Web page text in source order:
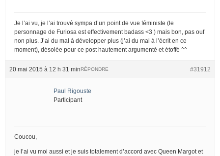
Je l’ai vu, je l’ai trouvé sympa d’un point de vue féministe (le
personnage de Furiosa est effectivement badass <3 ) mais bon, pas ouf
non plus. J’ai du mal à développer plus (j’ai du mal à l’écrit en ce
moment), désolée pour ce post hautement argumenté et étoffé ^^
20 mai 2015 à 12 h 31 min #31912
RÉPONDRE
Paul Rigouste
Participant
Coucou,
je l’ai vu moi aussi et je suis totalement d’accord avec Queen Margot et